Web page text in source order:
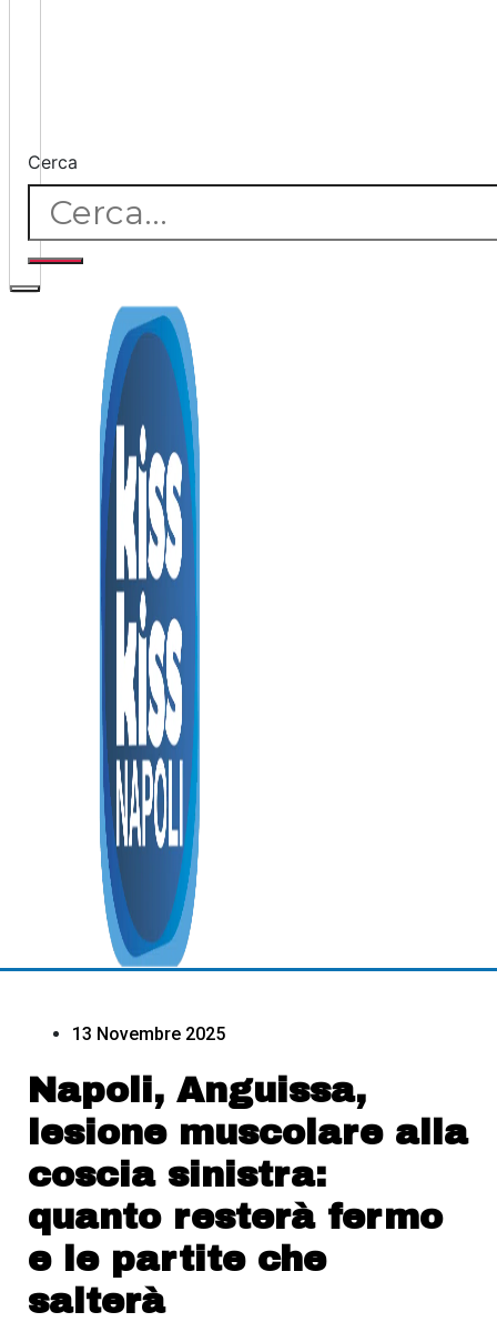
Cerca
13 Novembre 2025
Napoli, Anguissa,
lesione muscolare alla
coscia sinistra:
quanto resterà fermo
e le partite che
salterà